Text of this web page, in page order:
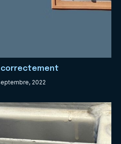
correctement
2022